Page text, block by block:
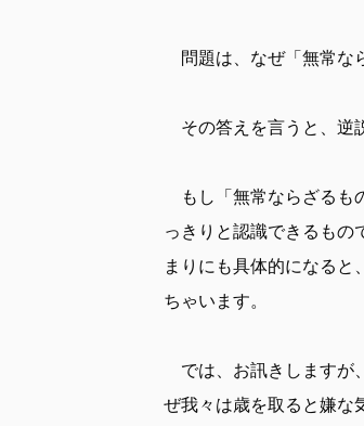
問題は、なぜ「無常な
その答えを言うと、逆
もし「無常ならざるも
っきりと認識できるもの
まりにも具体的になる
ちゃいます。
では、お訊きしますが
ぜ我々は歳を取ると嫌な